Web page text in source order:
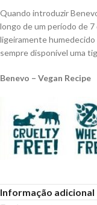
Quando introduzir
longo de um período de
ligeiramente
sempre disponível uma
Benevo – Vegan Recipe
Informação adicional